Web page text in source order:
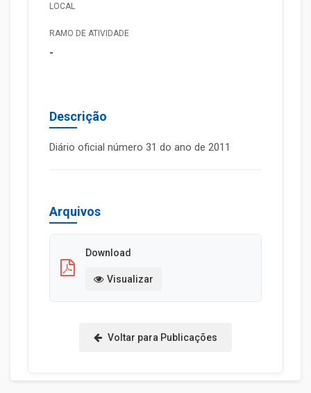
LOCAL
RAMO DE ATIVIDADE
-
Descrição
Diário oficial número 31 do ano de 2011
Arquivos
Download
Visualizar
Voltar para Publicações